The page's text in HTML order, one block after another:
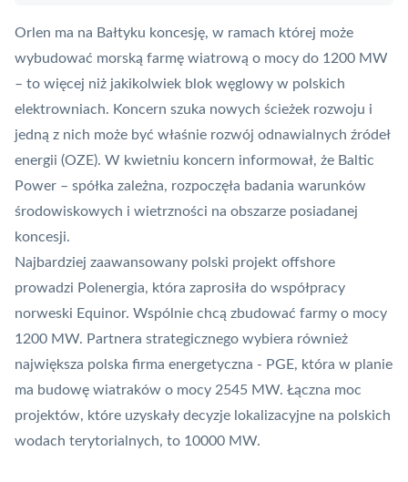
Orlen ma na Bałtyku koncesję, w ramach której może
wybudować morską farmę wiatrową o mocy do 1200 MW
– to więcej niż jakikolwiek blok węglowy w polskich
elektrowniach. Koncern szuka nowych ścieżek rozwoju i
jedną z nich może być właśnie rozwój odnawialnych źródeł
energii (OZE). W kwietniu koncern informował, że Baltic
Power – spółka zależna, rozpoczęła badania warunków
środowiskowych i wietrzności na obszarze posiadanej
koncesji.
Najbardziej zaawansowany polski projekt offshore
prowadzi Polenergia, która zaprosiła do współpracy
norweski Equinor. Wspólnie chcą zbudować farmy o mocy
1200 MW. Partnera strategicznego wybiera również
największa polska firma energetyczna - PGE, która w planie
ma budowę wiatraków o mocy 2545 MW. Łączna moc
projektów, które uzyskały decyzje lokalizacyjne na polskich
wodach terytorialnych, to 10000 MW.